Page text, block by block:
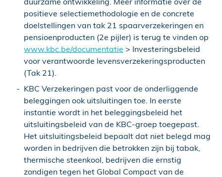
positieve selectiemethodologie en de concrete
doelstellingen van tak 21 spaarverzekeringen en
pensioenproducten (2e pijler) is terug te vinden op
www.kbc.be/documentatie > Investeringsbeleid
voor verantwoorde levensverzekeringsproducten
(Tak 21).
KBC Verzekeringen past voor de onderliggende
beleggingen ook uitsluitingen toe. In eerste
instantie wordt in het beleggingsbeleid het
uitsluitingsbeleid van de KBC-groep toegepast.
Het uitsluitingsbeleid bepaalt dat niet belegd mag
worden in bedrijven die betrokken zijn bij tabak,
thermische steenkool, bedrijven die ernstig
zondigen tegen het Global Compact van de